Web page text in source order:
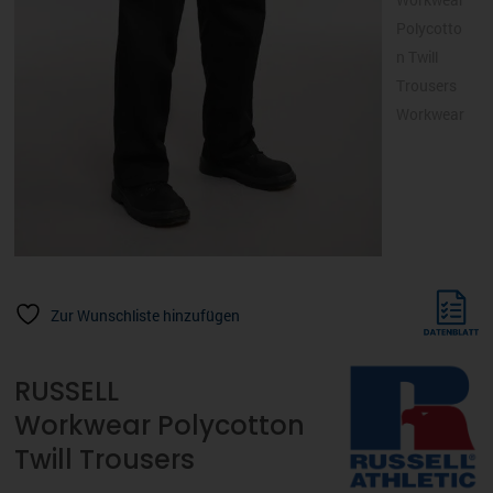
Zur Wunschliste hinzufügen
RUSSELL
Workwear Polycotton
Twill Trousers